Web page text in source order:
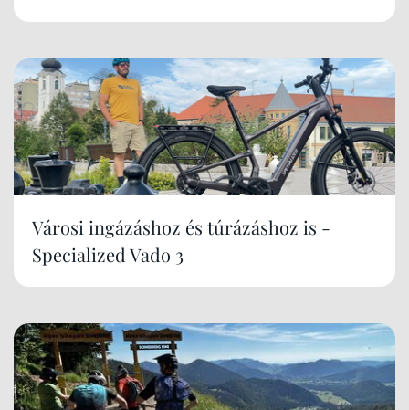
Városi ingázáshoz és túrázáshoz is -
Specialized Vado 3